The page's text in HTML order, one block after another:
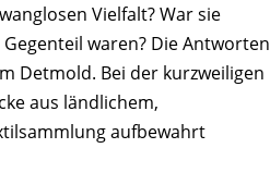
Vielfalt? War sie
waren? Die Antworten
Detmold. Bei der kurzweiligen
aus ländlichem,
aufbewahrt